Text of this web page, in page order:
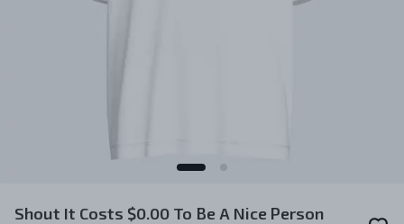
Shout It Costs $0.00 To Be A Nice Person